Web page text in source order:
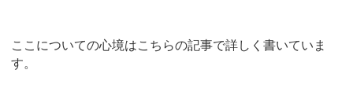
ここについての心境はこちらの記事で詳しく書いていま
す。